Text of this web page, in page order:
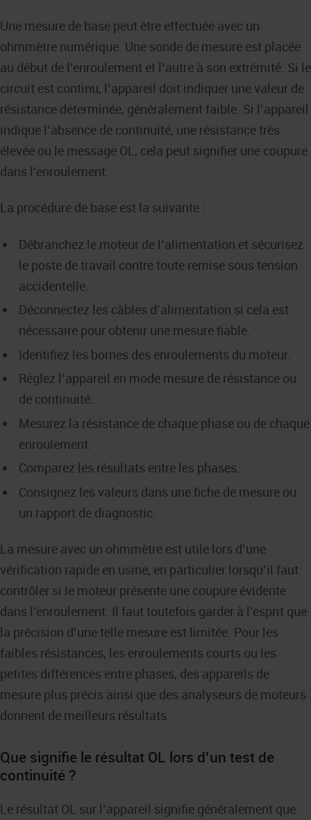
Une mesure de base peut être effectuée avec un
ohmmètre numérique. Une sonde de mesure est placée
au début de l’enroulement et l’autre à son extrémité. Si le
circuit est continu, l’appareil doit indiquer une valeur de
résistance déterminée, généralement faible. Si l’appareil
indique l’absence de continuité, une résistance très
élevée ou le message OL, cela peut signifier une coupure
dans l’enroulement.
La procédure de base est la suivante :
Débranchez le moteur de l’alimentation et sécurisez
le poste de travail contre toute remise sous tension
accidentelle.
Déconnectez les câbles d’alimentation si cela est
nécessaire pour obtenir une mesure fiable.
Identifiez les bornes des enroulements du moteur.
Réglez l’appareil en mode mesure de résistance ou
de continuité.
Mesurez la résistance de chaque phase ou de chaque
enroulement.
Comparez les résultats entre les phases.
Consignez les valeurs dans une fiche de mesure ou
un rapport de diagnostic.
La mesure avec un ohmmètre est utile lors d’une
vérification rapide en usine, en particulier lorsqu’il faut
contrôler si le moteur présente une coupure évidente
dans l’enroulement. Il faut toutefois garder à l’esprit que
la précision d’une telle mesure est limitée. Pour les
faibles résistances, les enroulements courts ou les
petites différences entre phases, des appareils de
mesure plus précis ainsi que des analyseurs de moteurs
donnent de meilleurs résultats.
Que signifie le résultat OL lors d’un test de
continuité ?
Le résultat OL sur l’appareil signifie généralement que